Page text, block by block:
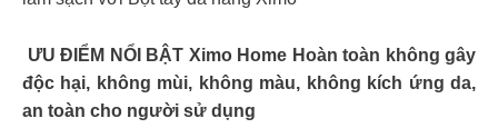
ƯU ĐIỂM NỔI BẬT Ximo Home Hoàn toàn không gây
độc hại, không mùi, không màu, không kích ứng da,
an toàn cho người sử dụng